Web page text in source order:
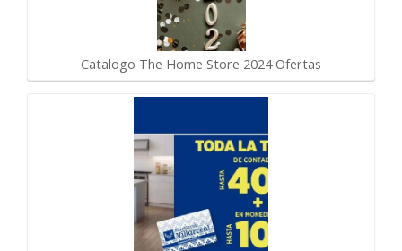
Catalogo The Home Store 2024 Ofertas